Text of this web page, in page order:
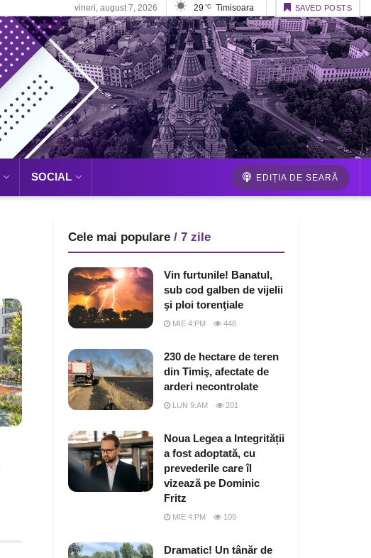
vineri, august 7, 2026 29 °C Timisoara SAVED POSTS
SOCIAL EDIȚIA DE SEARĂ
Cele mai populare / 7 zile
Vin furtunile! Banatul,
sub cod galben de vijelii
şi ploi torenţiale
MIE 4:PM 448
230 de hectare de teren
din Timiş, afectate de
arderi necontrolate
LUN 9:AM 201
Noua Legea a Integrității
a fost adoptată, cu
prevederile care îl
vizează pe Dominic
Fritz
MIE 4:PM 109
Dramatic! Un tânăr de